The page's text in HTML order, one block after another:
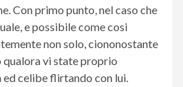
Con primo punto, nel caso che
e possibile come cosi
non solo, ciononostante
qualora vi state proprio
celibe flirtando con lui.